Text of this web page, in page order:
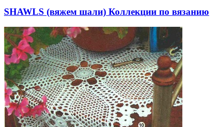
SHAWLS (вяжем шали) Коллекции по вязанию